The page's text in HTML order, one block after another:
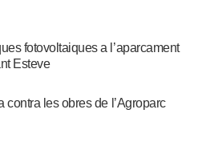
fotovoltaiques a l’aparcament
Esteve
contra les obres de l’Agroparc